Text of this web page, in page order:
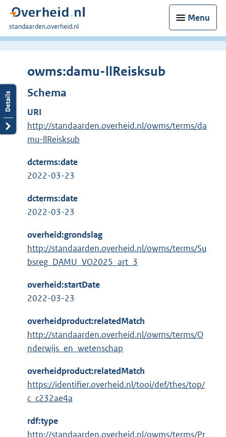
Menu
U
bent
standaarden.overheid.nl
owms:damu-llReisksub
Schema
URI
http://standaarden.overheid.nl/owms/terms/da
mu-llReisksub
dcterms:date
2022-03-23
dcterms:date
2022-03-23
overheid:grondslag
http://standaarden.overheid.nl/owms/terms/Su
bsreg_DAMU_VO2025_art_3
overheid:startDate
2022-03-23
overheidproduct:relatedMatch
http://standaarden.overheid.nl/owms/terms/O
nderwijs_en_wetenschap
overheidproduct:relatedMatch
https://identifier.overheid.nl/tooi/def/thes/top/
c_c232ae4a
rdf:type
http://standaarden.overheid.nl/owms/terms/Pr